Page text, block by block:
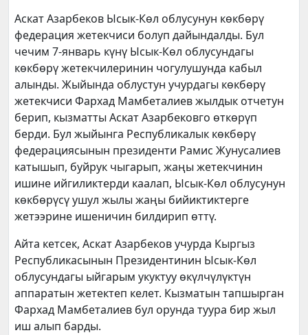
Аскат Азарбеков Ысык-Көл облусунун көкбөрү
федерация жетекчиси болуп дайындалды. Бул
чечим 7-январь күнү Ысык-Көл облусундагы
көкбөрү жетекчилеринин чогулушунда кабыл
алынды. Жыйында облустун учурдагы көкбөрү
жетекчиси Фархад Мамбеталиев жылдык отчетун
берип, кызматты Аскат Азарбековго өткөрүп
берди. Бул жыйынга Республикалык көкбөрү
федерациясынын президенти Рамис Жунусалиев
катышып, буйрук чыгарып, жаңы жетекчинин
ишине ийгиликтерди каалап, Ысык-Көл облусунун
көкбөрүсү ушул жылы жаңы бийиктиктерге
жетээрине ишеничин билдирип өттү.
Айта кетсек, Аскат Азарбеков учурда Кыргыз
Республикасынын Президентинин Ысык-Көл
облусундагы ыйгарым укуктуу өкүлчүлүктүн
аппаратын жетектеп келет. Кызматын тапшырган
Фархад Мамбеталиев бул орунда туура бир жыл
иш алып барды.